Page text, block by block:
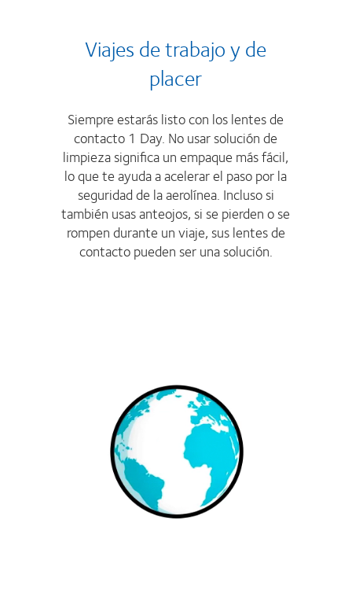
Viajes de trabajo y de
placer
Siempre estarás listo con los lentes de
contacto 1 Day. No usar solución de
limpieza significa un empaque más fácil,
lo que te ayuda a acelerar el paso por la
seguridad de la aerolínea. Incluso si
también usas anteojos, si se pierden o se
rompen durante un viaje, sus lentes de
contacto pueden ser una solución.